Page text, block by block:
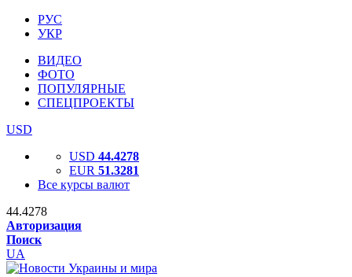
РУС
УКР
ВИДЕО
ФОТО
ПОПУЛЯРНЫЕ
СПЕЦПРОЕКТЫ
USD
USD 44.4278
EUR 51.3281
Все курсы валют
44.4278
Авторизация
Поиск
UA